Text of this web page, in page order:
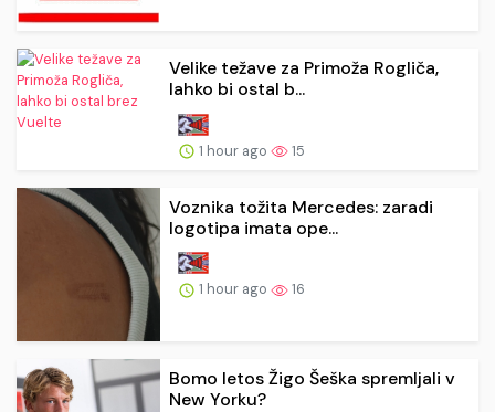
Velike težave za Primoža Rogliča,
lahko bi ostal b...
1 hour ago 15
Voznika tožita Mercedes: zaradi
logotipa imata ope...
1 hour ago 16
Bomo letos Žigo Šeška spremljali v
New Yorku?